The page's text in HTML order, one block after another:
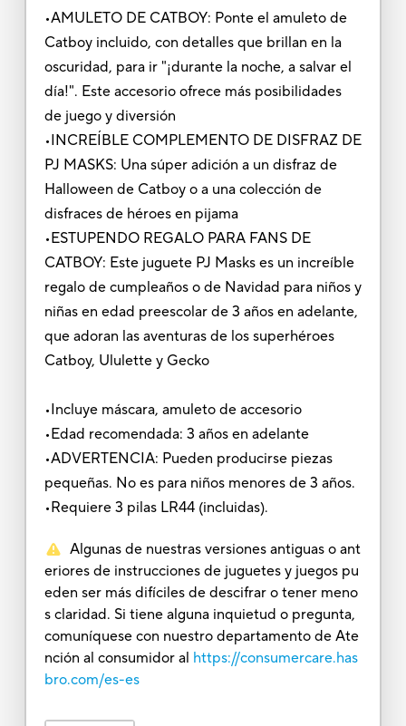
•AMULETO DE CATBOY: Ponte el amuleto de
Catboy incluido, con detalles que brillan en la
oscuridad, para ir "¡durante la noche, a salvar el
día!". Este accesorio ofrece más posibilidades
de juego y diversión
•INCREÍBLE COMPLEMENTO DE DISFRAZ DE
PJ MASKS: Una súper adición a un disfraz de
Halloween de Catboy o a una colección de
disfraces de héroes en pijama
•ESTUPENDO REGALO PARA FANS DE
CATBOY: Este juguete PJ Masks es un increíble
regalo de cumpleaños o de Navidad para niños y
niñas en edad preescolar de 3 años en adelante,
que adoran las aventuras de los superhéroes
Catboy, Ululette y Gecko
•Incluye máscara, amuleto de accesorio
•Edad recomendada: 3 años en adelante
•ADVERTENCIA: Pueden producirse piezas
pequeñas. No es para niños menores de 3 años.
•Requiere 3 pilas LR44 (incluidas).
Algunas de nuestras versiones antiguas o ant
eriores de instrucciones de juguetes y juegos pu
eden ser más difíciles de descifrar o tener meno
s claridad. Si tiene alguna inquietud o pregunta,
comuníquese con nuestro departamento de Ate
nción al consumidor al https://consumercare.has
bro.com/es-es